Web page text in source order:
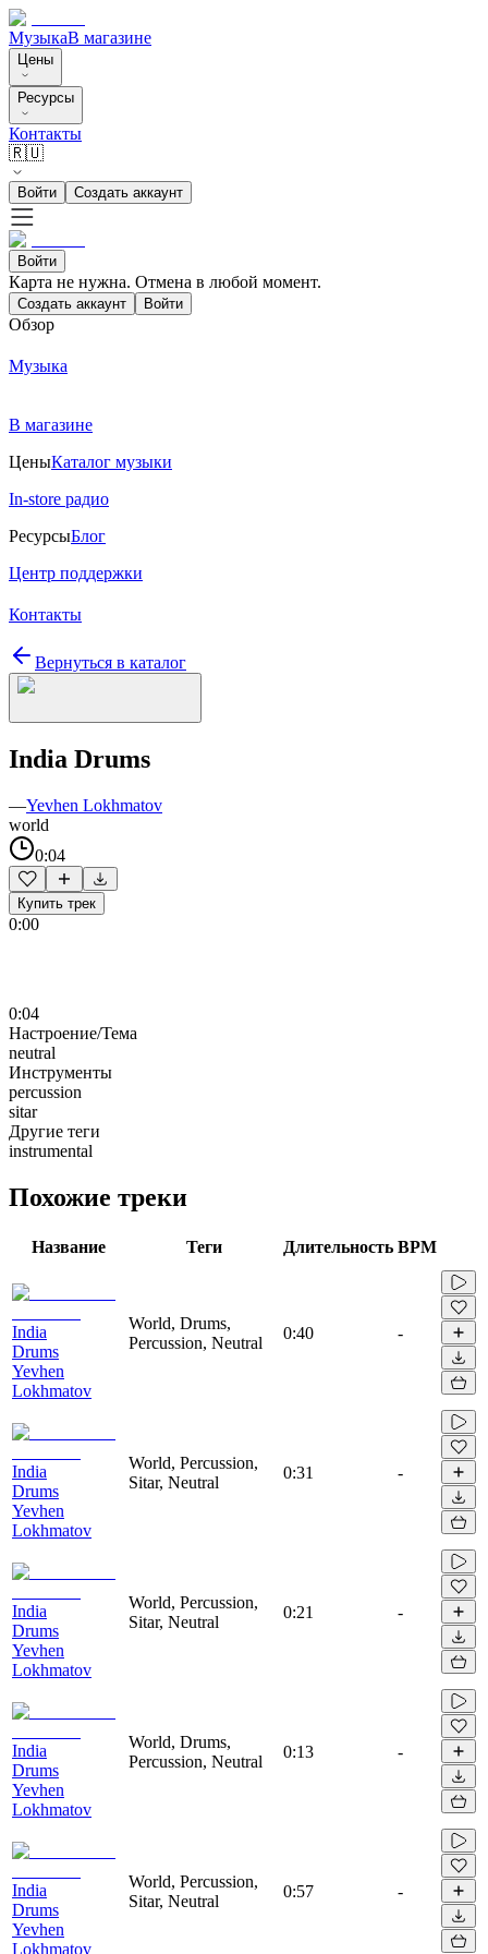
МузыкаВ магазине
Цены
Ресурсы
Контакты
🇷🇺
Войти Создать аккаунт
Войти
Карта не нужна. Отмена в любой момент.
Создать аккаунт Войти
Обзор
Музыка
В магазине
ЦеныКаталог музыки
In-store радио
РесурсыБлог
Центр поддержки
Контакты
Вернуться в каталог
India Drums
—Yevhen Lokhmatov
world
0:04
Купить трек
0:00
0:04
Настроение/Тема
neutral
Инструменты
percussion
sitar
Другие теги
instrumental
Похожие треки
Название Теги Длительность BPM
India
Drums
Yevhen
Lokhmatov
World, Drums,
Percussion, Neutral
0:40 -
India
Drums
Yevhen
Lokhmatov
World, Percussion,
Sitar, Neutral
0:31 -
India
Drums
Yevhen
Lokhmatov
World, Percussion,
Sitar, Neutral
0:21 -
India
Drums
Yevhen
Lokhmatov
World, Drums,
Percussion, Neutral
0:13 -
India
Drums
Yevhen
Lokhmatov
World, Percussion,
Sitar, Neutral
0:57 -